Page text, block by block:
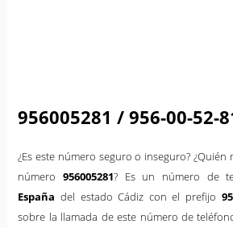
956005281 / 956-00-52-
¿Es este número seguro o inseguro? ¿Quién
número956005281? Es un número de
España del estado Cádiz con el prefijo
sobre la llamada de este número de